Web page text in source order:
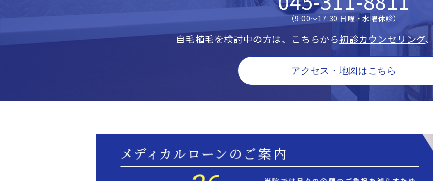
（9:00〜17:30 日曜・水曜休診）
自毛植毛を検討中の方は、こちらから初診カウンセリング、
アクセス・地図はこちら